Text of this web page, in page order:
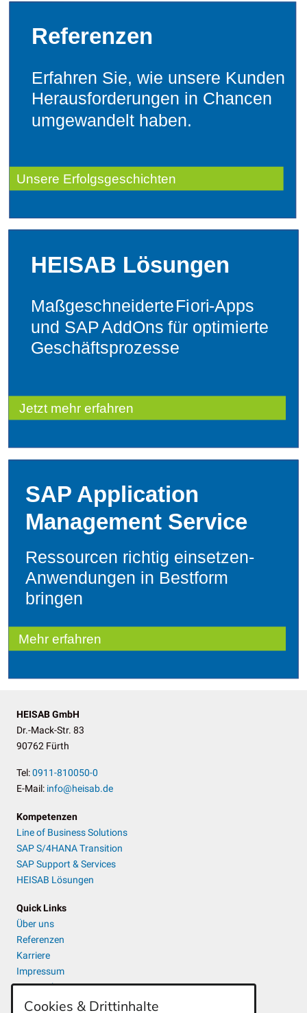
HEISAB GmbH
Dr.-Mack-Str. 83
90762 Fürth
Tel:0911-810050-0
E-Mail: info@heisab.de
Kompetenzen
Line of Business Solutions
SAP S/4HANA Transition
SAP Support & Services
HEISAB Lösungen
Quick Links
Über uns
Referenzen
Karriere
Impressum
Datenschutz
Cookies & Drittinhalte